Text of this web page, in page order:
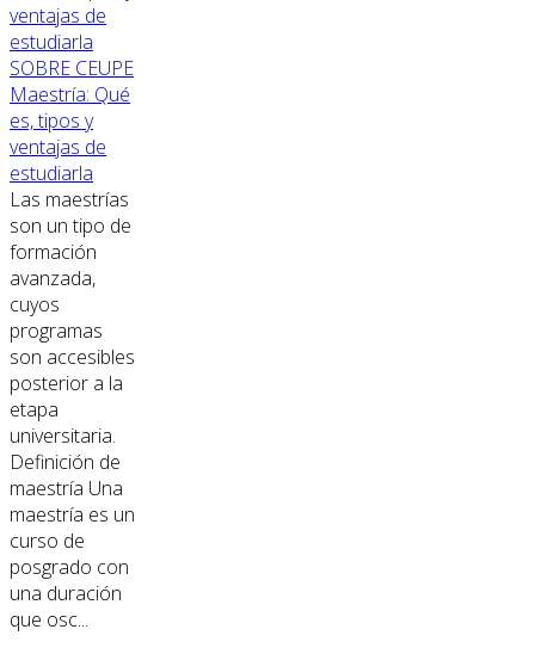
SOBRE CEUPE
Maestría: Qué
es, tipos y
ventajas de
estudiarla
Las maestrías
son un tipo de
formación
avanzada,
cuyos
programas
son accesibles
posterior a la
etapa
universitaria.
Definición de
maestría Una
maestría es un
curso de
posgrado con
una duración
que osc...